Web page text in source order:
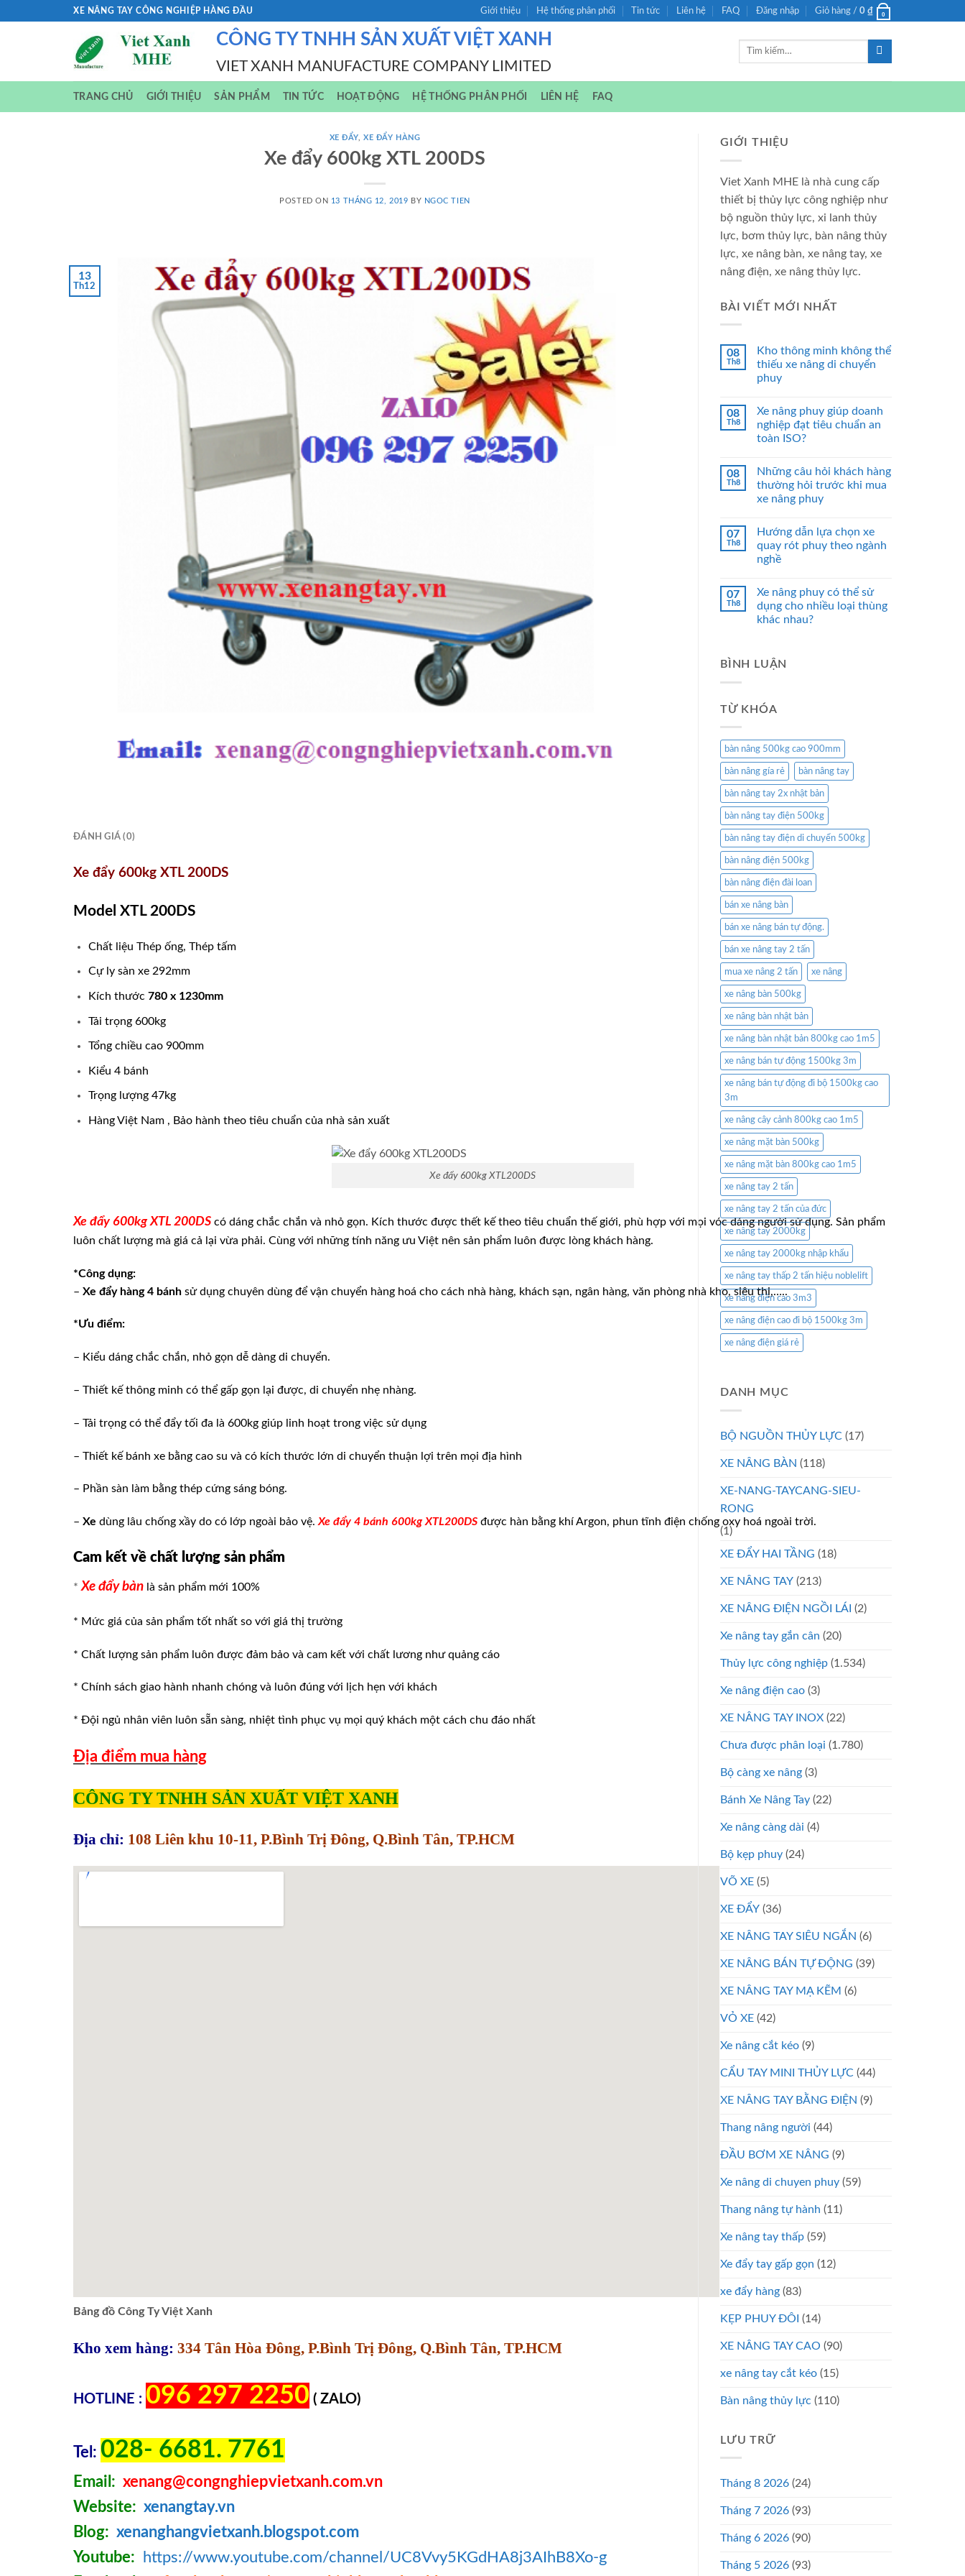
XE NÂNG TAY CÔNG NGHIỆP HÀNG ĐẦU Giới thiệu Hệ thống phân phối Tin tức Liên hệ FAQ Đăng nhập Giỏ hàng / 0 ₫ 0
CÔNG TY TNHH SẢN XUẤT VIỆT XANH
VIET XANH MANUFACTURE COMPANY LIMITED
Tìm
TRANG CHỦ GIỚI THIỆU SẢN PHẨM TIN TỨC HOẠT ĐỘNG HỆ THỐNG PHÂN PHỐI LIÊN HỆ FAQ
XE ĐẨY ,XE ĐẨY HÀNG
Xe đẩy 600kg XTL 200DS
POSTED ON 13 THÁNG 12, 2019 BY NGOC TIEN
13
Th12
ĐÁNH GIÁ (0)
Xe đẩy 600kg XTL 200DS
Model XTL 200DS
Chất liệu Thép ống, Thép tấm
Cự ly sàn xe 292mm
Kích thước 780 x 1230mm
Tải trọng 600kg
Tổng chiều cao 900mm
Kiểu 4 bánh
Trọng lượng 47kg
Hàng Việt Nam , Bảo hành theo tiêu chuẩn của nhà sản xuất
Xe đẩy 600kg XTL200DS
Xe đẩy 600kg XTL 200DS có dáng chắc chắn và nhỏ gọn. Kích thước được thết kế theo tiêu chuẩn thế giới, phù hợp với mọi vóc dáng người sử dụng. Sản phẩm
luôn chất lượng mà giá cả lại vừa phải. Cùng với những tính năng ưu Việt nên sản phẩm luôn được lòng khách hàng.
*Công dụng:
– Xe đẩy hàng 4 bánh sử dụng chuyên dùng để vận chuyển hàng hoá cho cách nhà hàng, khách sạn, ngân hàng, văn phòng nhà kho, siêu thị,…..
*Ưu điểm:
– Kiểu dáng chắc chắn, nhỏ gọn dễ dàng di chuyển.
– Thiết kế thông minh có thể gấp gọn lại được, di chuyển nhẹ nhàng.
– Tải trọng có thể đẩy tối đa là 600kg giúp linh hoạt trong việc sử dụng
– Thiết kế bánh xe bằng cao su và có kích thước lớn di chuyển thuận lợi trên mọi địa hình
– Phần sàn làm bằng thép cứng sáng bóng.
– Xe dùng lâu chống xầy do có lớp ngoài bảo vệ. Xe đẩy 4 bánh 600kg XTL200DS được hàn bằng khí Argon, phun tĩnh điện chống oxy hoá ngoài trời.
Cam kết về chất lượng sản phẩm
* Xe đẩy bàn là sản phẩm mới 100%
* Mức giá của sản phẩm tốt nhất so với giá thị trường
* Chất lượng sản phẩm luôn được đảm bảo và cam kết với chất lương như quảng cáo
* Chính sách giao hành nhanh chóng và luôn đúng với lịch hẹn với khách
* Đội ngủ nhân viên luôn sẵn sàng, nhiệt tình phục vụ mọi quý khách một cách chu đáo nhất
Địa điểm mua hàng
CÔNG TY TNHH SẢN XUẤT VIỆT XANH
Địa chỉ: 108 Liên khu 10-11, P.Bình Trị Đông, Q.Bình Tân, TP.HCM
Bảng đồ Công Ty Việt Xanh
Kho xem hàng: 334 Tân Hòa Đông, P.Bình Trị Đông, Q.Bình Tân, TP.HCM
HOTLINE : 096 297 2250 ( ZALO)
Tel: 028- 6681. 7761
Email: xenang@congnghiepvietxanh.com.vn
Website: xenangtay.vn
Blog: xenanghangvietxanh.blogspot.com
Youtube:
https://www.youtube.com/channel/UC8Vvy5KGdHA8j3AIhB8Xo-g
GIỚI THIỆU
Viet Xanh MHE là nhà cung cấp
thiết bị thủy lực công nghiệp như
bộ nguồn thủy lực, xi lanh thủy
lực, bơm thủy lực, bàn nâng thủy
lực, xe nâng bàn, xe nâng tay, xe
nâng điện, xe nâng thủy lực.
BÀI VIẾT MỚI NHẤT
08
Th8
Kho thông minh không thể
thiếu xe nâng di chuyển
phuy
08
Th8
Xe nâng phuy giúp doanh
nghiệp đạt tiêu chuẩn an
toàn ISO?
08
Th8
Những câu hỏi khách hàng
thường hỏi trước khi mua
xe nâng phuy
07
Th8
Hướng dẫn lựa chọn xe
quay rót phuy theo ngành
nghề
07
Th8
Xe nâng phuy có thể sử
dụng cho nhiều loại thùng
khác nhau?
BÌNH LUẬN
TỪ KHÓA
bàn nâng 500kg cao 900mm
bàn nâng gía rẻ bàn nâng tay
bàn nâng tay 2x nhật bản
bàn nâng tay điện 500kg
bàn nâng tay điện di chuyển 500kg
bàn nâng điện 500kg
bàn nâng điện đài loan
bán xe nâng bàn
bán xe nâng bán tự động.
bán xe nâng tay 2 tấn
mua xe nâng 2 tấn xe nâng
xe nâng bàn 500kg
xe nâng bàn nhật bản
xe nâng bàn nhật bản 800kg cao 1m5
xe nâng bán tự động 1500kg 3m
xe nâng bán tự động đi bộ 1500kg cao
3m
xe nâng cây cảnh 800kg cao 1m5
xe nâng mặt bàn 500kg
xe nâng mặt bàn 800kg cao 1m5
xe nâng tay 2 tấn
xe nâng tay 2 tấn của đức
xe nâng tay 2000kg
xe nâng tay 2000kg nhập khẩu
xe nâng tay thấp 2 tấn hiệu noblelift
xe nâng điện cao 3m3
xe nâng điện cao đi bộ 1500kg 3m
xe nâng điện giá rẻ
DANH MỤC
BỘ NGUỒN THỦY LỰC (17)
XE NÂNG BÀN (118)
XE-NANG-TAYCANG-SIEU-
RONG
(1)
XE ĐẨY HAI TẦNG (18)
XE NÂNG TAY (213)
XE NÂNG ĐIỆN NGỒI LÁI (2)
Xe nâng tay gắn cân (20)
Thủy lực công nghiệp (1.534)
Xe nâng điện cao (3)
XE NÂNG TAY INOX (22)
Chưa được phân loại (1.780)
Bộ càng xe nâng (3)
Bánh Xe Nâng Tay (22)
Xe nâng càng dài (4)
Bộ kẹp phuy (24)
VÕ XE (5)
XE ĐẨY (36)
XE NÂNG TAY SIÊU NGẮN (6)
XE NÂNG BÁN TỰ ĐỘNG (39)
XE NÂNG TAY MẠ KẼM (6)
VỎ XE (42)
Xe nâng cắt kéo (9)
CẨU TAY MINI THỦY LỰC (44)
XE NÂNG TAY BẰNG ĐIỆN (9)
Thang nâng người (44)
ĐẦU BƠM XE NÂNG (9)
Xe nâng di chuyen phuy (59)
Thang nâng tự hành (11)
Xe nâng tay thấp (59)
Xe đẩy tay gấp gọn (12)
xe đẩy hàng (83)
KẸP PHUY ĐÔI (14)
XE NÂNG TAY CAO (90)
xe nâng tay cắt kéo (15)
Bàn nâng thủy lực (110)
LƯU TRỮ
Tháng 8 2026 (24)
Tháng 7 2026 (93)
Tháng 6 2026 (90)
Tháng 5 2026 (93)